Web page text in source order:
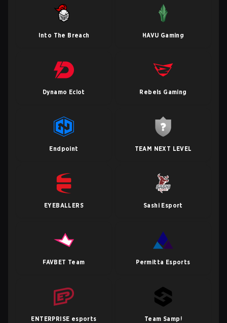
Into The Breach HAVU Gaming
Dynamo Eclot Rebels Gaming
Endpoint TEAM NEXT LEVEL
EYEBALLERS Sashi Esport
FAVBET Team Permitta Esports
ENTERPRISE esports Team Sampi